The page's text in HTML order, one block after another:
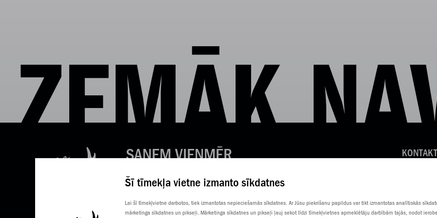
Šī tīmekļa vietne izmanto sīkdatnes
Lai šī tīmekļvietne darbotos, tiek izmantotas nepieciešamās sīkdatnes. Ar Jūsu piekrišanu papildus var tikt izmantotas analītiskās
mārketinga sīkdatnes un pikseļi. Mārketinga sīkdatnes un pikseļi ļauj sekot līdzi tīmekļvietnes apmeklētāju darbībām tajās, nodot
ZEMĀK
SAŅEM VIENMĒR
LABAS ZIŅAS